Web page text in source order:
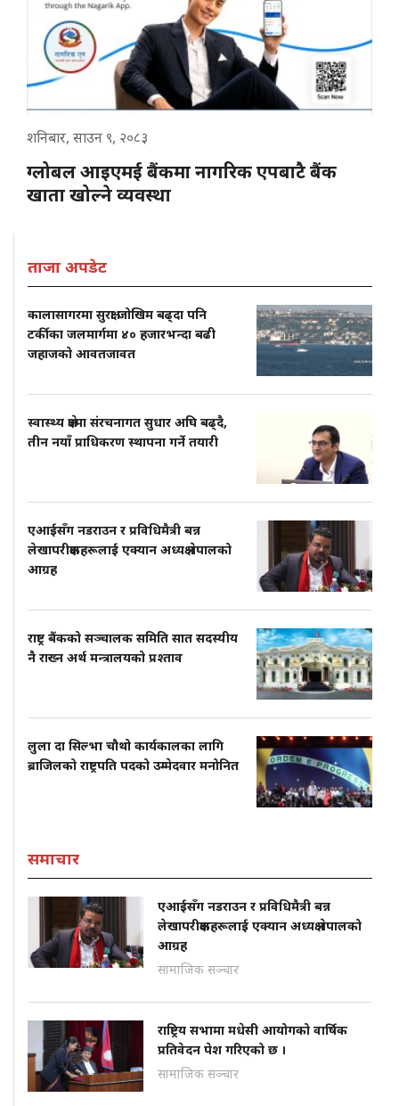
शनिबार, साउन ९, २०८३
ग्लोबल आइएमई बैंकमा नागरिक एपबाटै बैंक
खाता खोल्ने व्यवस्था
ताजा अपडेट
कालासागरमा सुरक्षा जोखिम बढ्दा पनि
टर्कीका जलमार्गमा ४० हजारभन्दा बढी
जहाजको आवतजावत
स्वास्थ्य क्षेत्रमा संरचनागत सुधार अघि बढ्दै,
तीन नयाँ प्राधिकरण स्थापना गर्ने तयारी
एआईसँग नडराउन र प्रविधिमैत्री बन्न
लेखापरीक्षकहरूलाई एक्यान अध्यक्ष नेपालको
आग्रह
राष्ट्र बैंकको सञ्चालक समिति सात सदस्यीय
नै राख्न अर्थ मन्त्रालयको प्रश्ताव
लुला दा सिल्भा चौथो कार्यकालका लागि
ब्राजिलको राष्ट्रपति पदको उम्मेदवार मनोनित
समाचार
एआईसँग नडराउन र प्रविधिमैत्री बन्न
लेखापरीक्षकहरूलाई एक्यान अध्यक्ष नेपालको
आग्रह
सामाजिक सञ्चार
राष्ट्रिय सभामा मधेसी आयोगको वार्षिक
प्रतिवेदन पेश गरिएको छ ।
सामाजिक सञ्चार